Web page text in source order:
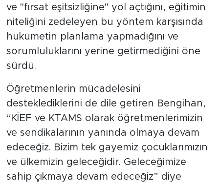
ve "fırsat eşitsizliğine" yol açtığını, eğitimin
niteliğini zedeleyen bu yöntem karşısında
hükümetin planlama yapmadığını ve
sorumluluklarını yerine getirmediğini öne
sürdü.
Öğretmenlerin mücadelesini
desteklediklerini de dile getiren Bengihan,
“KİEF ve KTAMS olarak öğretmenlerimizin
ve sendikalarının yanında olmaya devam
edeceğiz. Bizim tek gayemiz çocuklarımızın
ve ülkemizin geleceğidir. Geleceğimize
sahip çıkmaya devam edeceğiz” diye